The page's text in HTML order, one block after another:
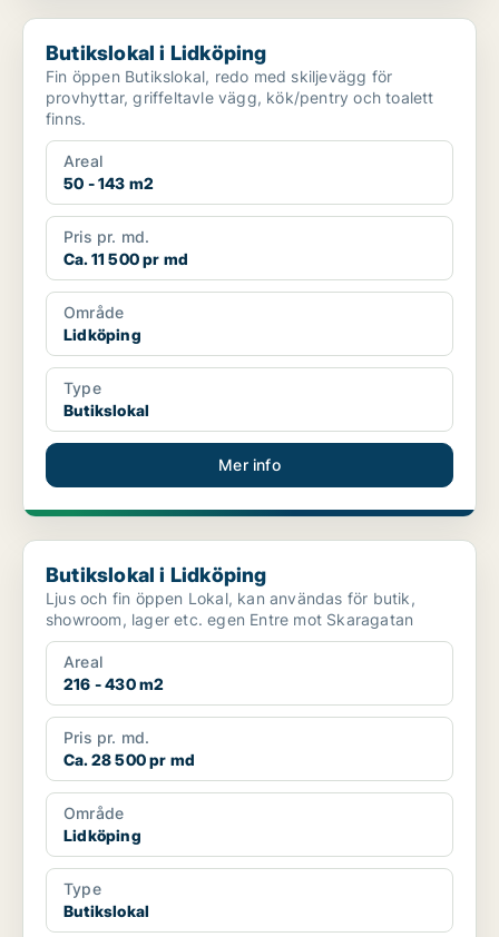
Butikslokal i Lidköping
Butikslokal i Lidköping
Fin öppen Butikslokal, redo med skiljevägg för
provhyttar, griffeltavle vägg, kök/pentry och toalett
finns.
Areal
50 - 143 m2
Pris pr. md.
Ca. 11 500 pr md
Område
Lidköping
Type
Butikslokal
Mer info
Butikslokal i Lidköping
Butikslokal i Lidköping
Ljus och fin öppen Lokal, kan användas för butik,
showroom, lager etc. egen Entre mot Skaragatan
Areal
216 - 430 m2
Pris pr. md.
Ca. 28 500 pr md
Område
Lidköping
Type
Butikslokal